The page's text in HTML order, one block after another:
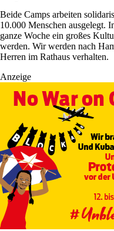
Beide Camps arbeiten
10.000 Menschen ausgelegt.
ganze Woche ein großes
werden. Wir werden nach
Herren im Rathaus verhalten.
Anzeige